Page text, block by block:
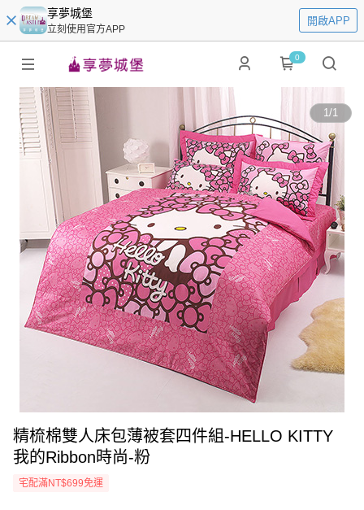
享夢城堡
立刻使用官方APP
開啟APP
0
1/1
精梳棉雙人床包薄被套四件組-HELLO KITTY
我的Ribbon時尚-粉
宅配滿NT$699免運